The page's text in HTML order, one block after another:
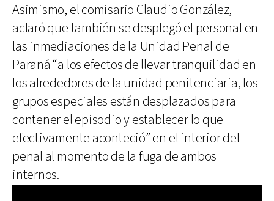
Asimismo, el comisario Claudio González,
aclaró que también se desplegó el personal en
las inmediaciones de la Unidad Penal de
Paraná “a los efectos de llevar tranquilidad en
los alrededores de la unidad penitenciaria, los
grupos especiales están desplazados para
contener el episodio y establecer lo que
efectivamente aconteció” en el interior del
penal al momento de la fuga de ambos
internos.